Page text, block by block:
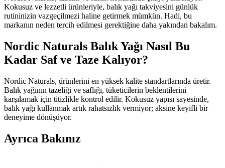
Kokusuz ve lezzetli ürünleriyle, balık yağı takviyesini günlük
rutininizin vazgeçilmezi haline getirmek mümkün. Hadi, bu
markanın neden tercih edilmesi gerektiğine daha yakından bakalım.
Nordic Naturals Balık Yağı Nasıl Bu
Kadar Saf ve Taze Kalıyor?
Nordic Naturals, ürünlerini en yüksek kalite standartlarında üretir.
Balık yağının tazeliği ve saflığı, tüketicilerin beklentilerini
karşılamak için titizlikle kontrol edilir. Kokusuz yapısı sayesinde,
balık yağı kullanmak artık rahatsızlık vermiyor; aksine keyifli bir
deneyime dönüşüyor.
Ayrıca Bakınız